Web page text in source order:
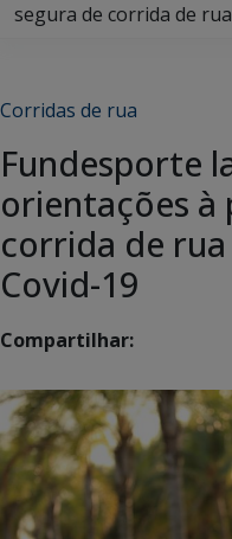
segura de corrida de
Corridas de rua
Fundesporte
orientações à
corrida de
Covid-19
Compartilhar: